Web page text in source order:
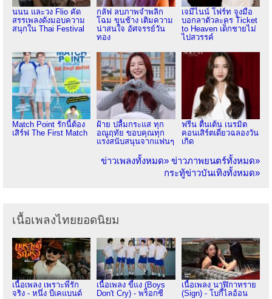
นนน และวง Flio คัด
สรรเพลงดังมอบความ
สนุกใน Thai Festival
กลัฟ ลบภาพจำพลิก
โฉม ขุนช้าง เติมความ
น่าสนใจ อัศจรรย์วัน
ทอง
เจมีไนน์ โฟร์ท จูงมือ
บอกลาตัวละคร Ticket
to Heaven เด็กชายไม่
ไปสวรรค์
Match Point รักนี้ต้อง
เสิร์ฟ The First Match
ฝ้าย ปลื้มกระแส ทุก
อณูฤทัย ขอบคุณทุก
แรงสนับสนุนจากแฟนๆ
ฟรีน ตื่นเต้น เนรมิต
คอนเสิร์ตเดี่ยวฉลองวัน
เกิด
ข่าวเพลงทั้งหมด» ข่าวภาพยนตร์ทั้งหมด»
กระทู้ข่าวบันเทิงทั้งหมด»
เนื้อเพลงไทยยอดนิยม
เนื้อเพลง เพราะพี่รัก
จริง - หนึ่ง บีเคแบนด์
เนื้อเพลง ขี้แง (Boys
Don't Cry) - พร็อกซี
เนื้อเพลง นาฬิกาทราย
(Sign) - โบกี้ไลอ้อน